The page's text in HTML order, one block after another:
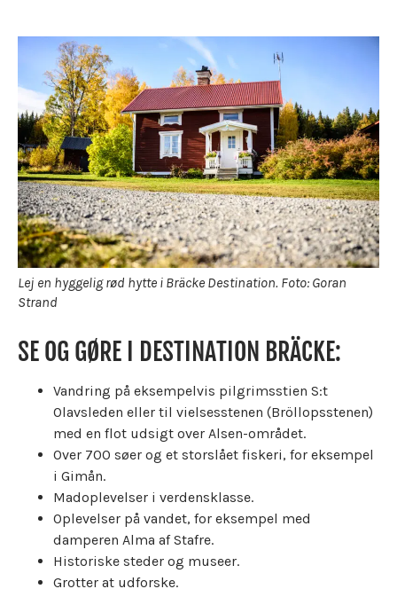
Lej en hyggelig rød hytte i Bräcke Destination. Foto: Goran
Strand
SE OG GØRE I DESTINATION BRÄCKE:
Vandring på eksempelvis pilgrimsstien S:t
Olavsleden eller til vielsesstenen (Bröllopsstenen)
med en flot udsigt over Alsen-området.
Over 700 søer og et storslået fiskeri, for eksempel
i Gimån.
Madoplevelser i verdensklasse.
Oplevelser på vandet, for eksempel med
damperen Alma af Stafre.
Historiske steder og museer.
Grotter at udforske.